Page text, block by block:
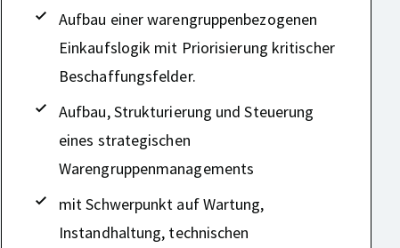
Aufbau einer warengruppenbezogenen
Einkaufslogik mit Priorisierung kritischer
Beschaffungsfelder.
Aufbau, Strukturierung und Steuerung
eines strategischen
Warengruppenmanagements
mit Schwerpunkt auf Wartung,
Instandhaltung, technischen